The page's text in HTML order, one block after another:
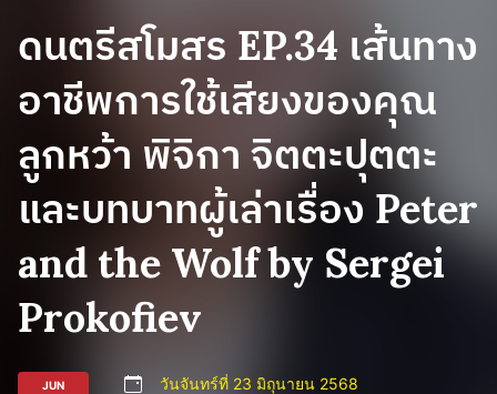
ดนตรีสโมสร EP.34 เส้นทาง
อาชีพการใช้เสียงของคุณ
ลูกหว้า พิจิกา จิตตะปุตตะ
และบทบาทผู้เล่าเรื่อง Peter
and the Wolf by Sergei
Prokofiev
JUN
วันจันทร์ที่ 23 มิถุนายน 2568